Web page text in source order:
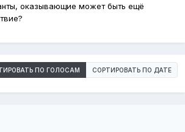
оказывающие может быть ещё
ПО ГОЛОСАМ СОРТИРОВАТЬ ПО ДАТЕ